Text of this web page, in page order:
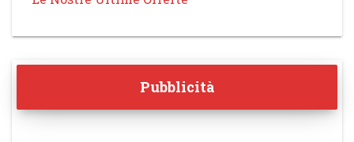
Pubblicità